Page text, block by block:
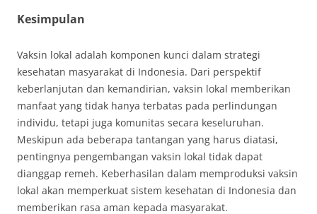
Kesimpulan
Vaksin lokal adalah komponen kunci dalam strategi
kesehatan masyarakat di Indonesia. Dari perspektif
keberlanjutan dan kemandirian, vaksin lokal memberikan
manfaat yang tidak hanya terbatas pada perlindungan
individu, tetapi juga komunitas secara keseluruhan.
Meskipun ada beberapa tantangan yang harus diatasi,
pentingnya pengembangan vaksin lokal tidak dapat
dianggap remeh. Keberhasilan dalam memproduksi vaksin
lokal akan memperkuat sistem kesehatan di Indonesia dan
memberikan rasa aman kepada masyarakat.